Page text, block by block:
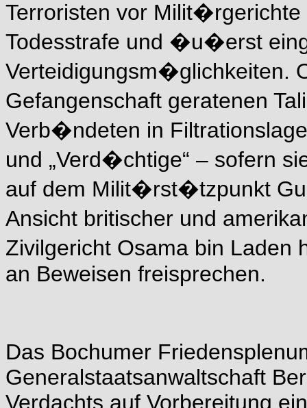
Terroristen vor
Todesstrafe und �u�erst
Verteidigungsm�glichkeiten.
Gefangenschaft geratenen
Verb�ndeten in
und „Verd�chtige“ – sofern
auf dem Milit�rst�tzpunkt
Ansicht britischer und
Zivilgericht Osama bin
an Beweisen freisprechen.
Das Bochumer
Generalstaatsanwaltschaft
Verdachts auf Vorbereitung